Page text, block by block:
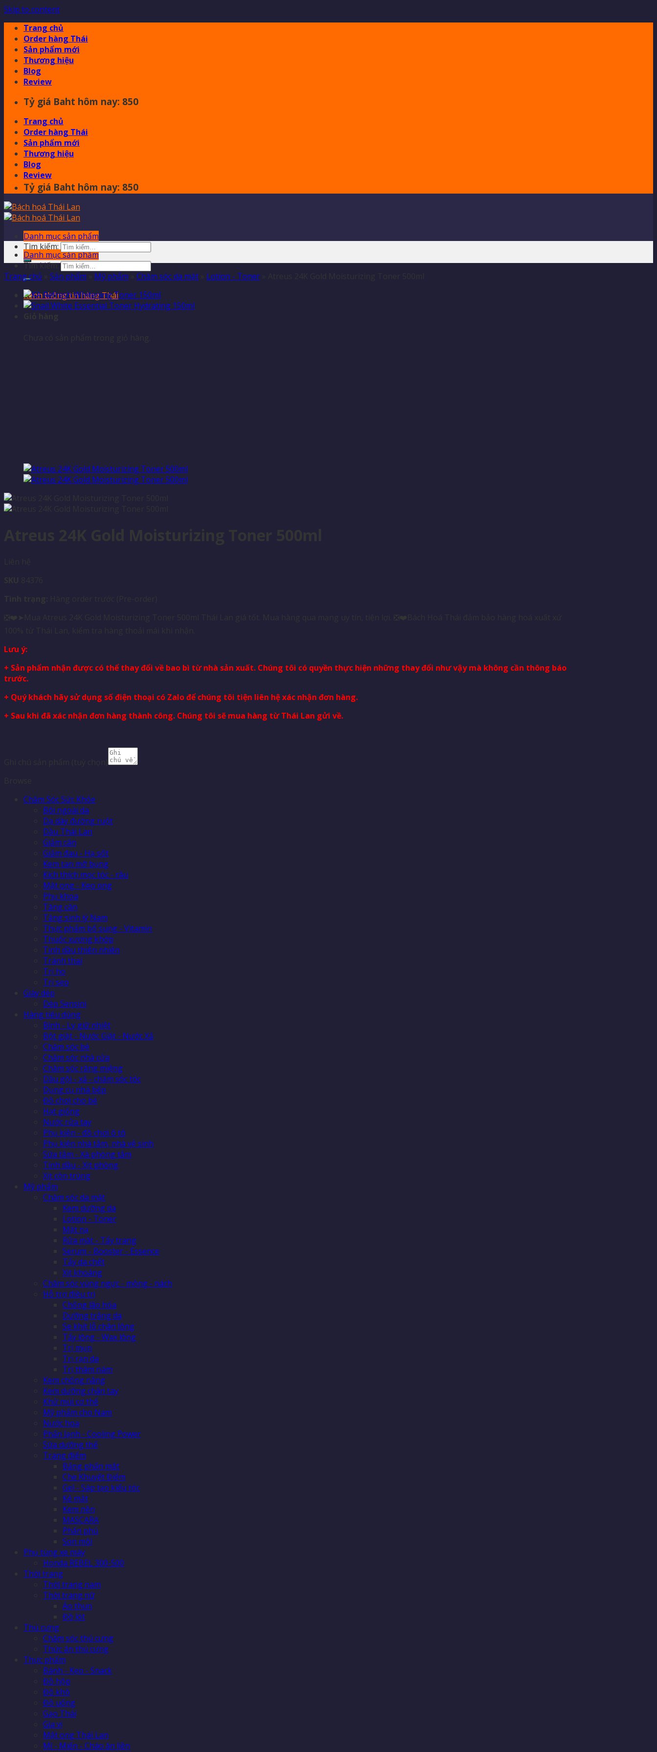
Skip to content
Trang chủ
Order hàng Thái
Sản phẩm mới
Thương hiệu
Blog
Review
Tỷ giá Baht hôm nay: 850
Trang chủ
Order hàng Thái
Sản phẩm mới
Thương hiệu
Blog
Review
Tỷ giá Baht hôm nay: 850
Danh mục sản phẩm
Danh mục sản phẩm
Tìm kiếm:
Kênh thông tin hàng Thái
Tìm kiếm:
Trang chủ Sản phẩm Mỹ phẩm Chăm sóc da mặt Lotion - Toner
Lưu ý:
+ Sản phẩm nhận được có thể thay đổi về bao bì từ nhà sản xuất. Chúng tôi có quyền thực hiện những thay đổi như vậy mà không cần thông báo
trước.
+ Quý khách hãy sử dụng số điện thoại có Zalo để chúng tôi tiện liên hệ xác nhận đơn hàng.
+ Sau khi đã xác nhận đơn hàng thành công. Chúng tôi sẽ mua hàng từ Thái Lan gửi về.
Chăm Sóc Sức Khỏe
Bôi ngoài da
Dạ dày đường ruột
Dầu Thái Lan
Giảm cân
Giảm đau - Hạ sốt
Kem tan mỡ bụng
Kích thích mọc tóc - râu
Mật ong - Keo ong
Phụ khoa
Tăng cân
Tăng sinh lý Nam
Thực phẩm bổ sung - Vitamin
Thuốc xương khớp
Tinh dầu thiên nhiên
Tránh thai
Trị ho
Trị sẹo
Giày dép
Dép Sensini
Hàng tiêu dùng
Bình - Ly giữ nhiệt
Bột giặt - Nước Giặt - Nước Xả
Chăm sóc bé
Chăm sóc nhà cửa
Chăm sóc răng miệng
Dầu gội - xả - chăm sóc tóc
Dụng cụ nhà bếp
Đồ chơi cho bé
Hạt giống
Nước rửa tay
Phụ kiện - đồ chơi ô tô
Phụ kiện nhà tắm, nhà vệ sinh
Sữa tắm - Xà phòng tắm
Tinh dầu - Xịt phòng
Xịt côn trùng
Mỹ phẩm
Chăm sóc da mặt
Kem dưỡng da
Lotion - Toner
Mặt nạ
Rửa mặt - Tẩy trang
Serum - Booster - Essence
Tẩy da chết
Xịt khoáng
Chăm sóc vùng ngực - mông - nách
Hỗ trợ điều trị
Chống lão hóa
Dưỡng trắng da
Se khít lỗ chân lông
Tẩy lông - Wax lông
Trị mụn
Trị rạn da
Trị thâm nám
Kem chống nắng
Kem dưỡng chân tay
Khử mùi cơ thể
Mỹ phẩm cho Nam
Nước hoa
Phấn lạnh - Cooling Power
Sữa dưỡng thể
Trang điểm
Bảng phấn mắt
Che Khuyết Điểm
Gel - Sáp tạo kiểu tóc
Kẻ mắt
Kem nền
MASCARA
Phấn phủ
Son môi
Phụ tùng xe máy
Honda REBEL 300-500
Thời trang
Thời trang nam
Thời trang nữ
Áo thun
Đồ lót
Thú cưng
Chăm sóc thú cưng
Thức ăn thú cưng
Thực phẩm
Bánh - Kẹo - Snack
Đồ hộp
Đồ khô
Đồ uống
Gạo Thái
Gia vị
Mật ong Thái Lan
Mì - Miến - Cháo ăn liền